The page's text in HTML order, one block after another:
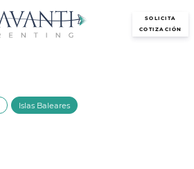
SOLICITA
COTIZACIÓN
Islas Baleares